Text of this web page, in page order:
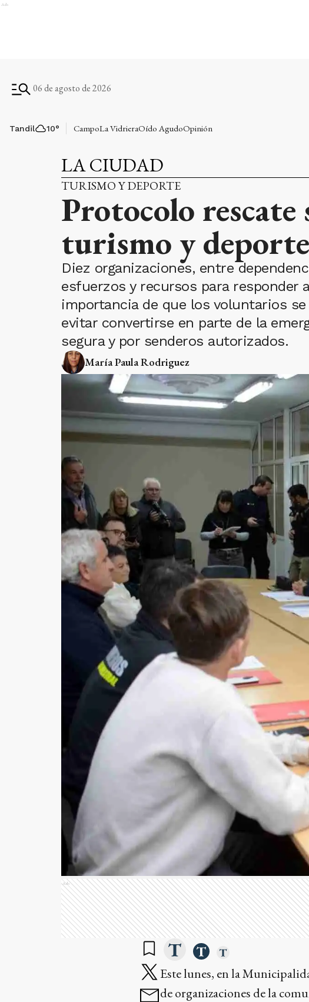
Ads
06 de agosto de 2026
Tandil 10° CampoLa VidrieraOído AgudoOpinión
LA CIUDAD
TURISMO Y DEPORTE
Protocolo
turismo y deporte
Diez organizaciones, entre
esfuerzos y recursos para responder
importancia de que los voluntarios
evitar convertirse en parte de la
segura y por senderos autorizados.
María Paula Rodriguez
Ads
Este lunes, en la
de organizaciones de la